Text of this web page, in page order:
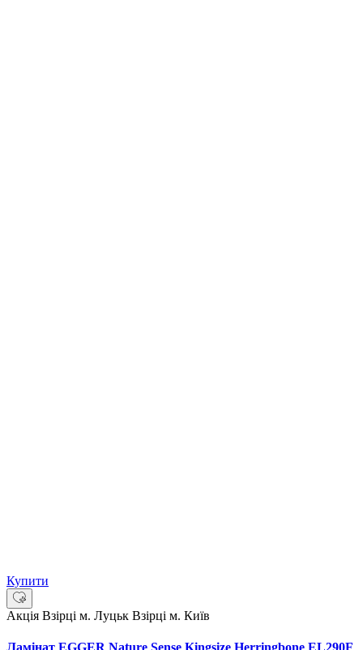
Купити
Акція Взірці м. Луцьк Взірці м. Київ
Ламінат EGGER Nature Sense Kingsize Herringbone EL290F